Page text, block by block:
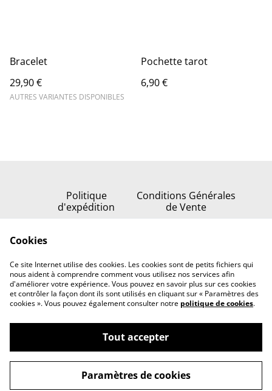
Bracelet
29,90 €
AUTRES VARIANTES DISPONIBLES
Pochette tarot
6,90 €
Politique
d'expédition
Conditions Générales
de Vente
Nous contacter
©2026Serenata della stella
powered by
Cookies
Ce site Internet utilise des cookies. Les cookies sont de petits fichiers qui
nous aident à comprendre comment vous utilisez nos services afin
d'améliorer votre expérience. Vous pouvez en savoir plus sur ces cookies
et contrôler la façon dont ils sont utilisés en cliquant sur « Paramètres des
cookies ». Vous pouvez également consulter notre politique de cookies.
Tout accepter
Paramètres de cookies